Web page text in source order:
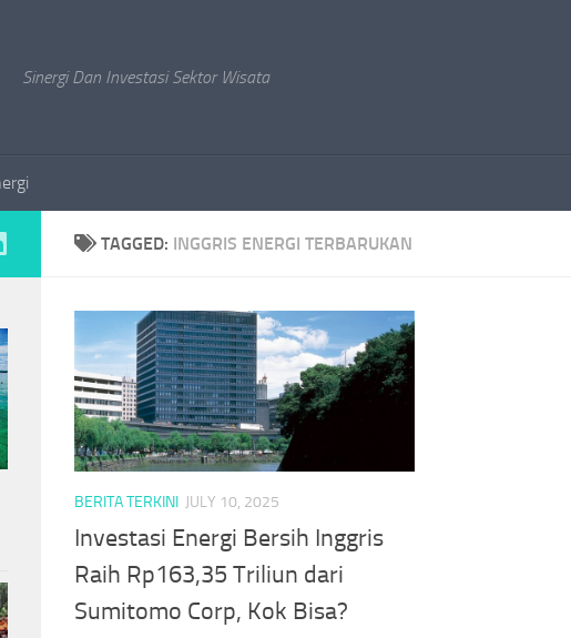
Sinergi Dan Investasi Sektor Wisata
TAGGED: INGGRIS ENERGI TERBARUKAN
BERITA TERKINI JULY 10, 2025
Investasi Energi Bersih Inggris
Raih Rp163,35 Triliun dari
Sumitomo Corp, Kok Bisa?